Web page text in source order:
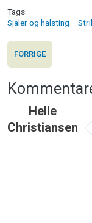
Tags
Sjaler og halsting
FORRIGE
Helle
Christiansen